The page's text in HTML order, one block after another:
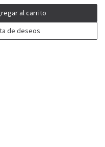
al carrito
de deseos